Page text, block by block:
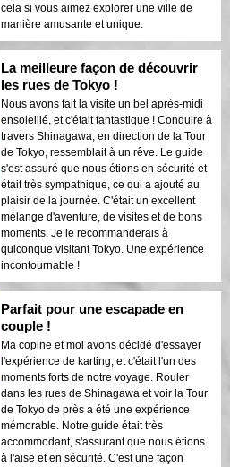
cela si vous aimez explorer une ville de
manière amusante et unique.
La meilleure façon de découvrir
les rues de Tokyo !
Nous avons fait la visite un bel après-midi
ensoleillé, et c'était fantastique ! Conduire à
travers Shinagawa, en direction de la Tour
de Tokyo, ressemblait à un rêve. Le guide
s'est assuré que nous étions en sécurité et
était très sympathique, ce qui a ajouté au
plaisir de la journée. C'était un excellent
mélange d'aventure, de visites et de bons
moments. Je le recommanderais à
quiconque visitant Tokyo. Une expérience
incontournable !
Parfait pour une escapade en
couple !
Ma copine et moi avons décidé d'essayer
l'expérience de karting, et c'était l'un des
moments forts de notre voyage. Rouler
dans les rues de Shinagawa et voir la Tour
de Tokyo de près a été une expérience
mémorable. Notre guide était très
accommodant, s'assurant que nous étions
à l'aise et en sécurité. C'est une façon